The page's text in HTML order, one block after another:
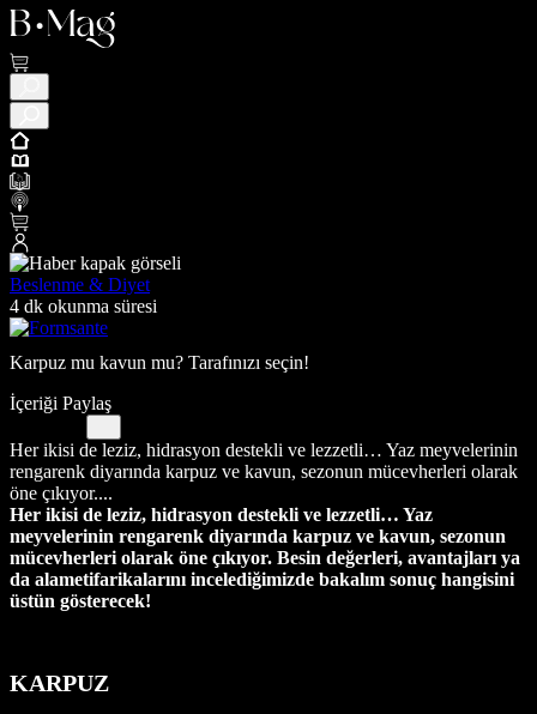
Beslenme & Diyet
4 dk okunma süresi
Karpuz mu kavun mu? Tarafınızı seçin!
İçeriği Paylaş
Her ikisi de leziz, hidrasyon destekli ve lezzetli… Yaz meyvelerinin
rengarenk diyarında karpuz ve kavun, sezonun mücevherleri olarak
öne çıkıyor....
Her ikisi de leziz, hidrasyon destekli ve lezzetli… Yaz
meyvelerinin rengarenk diyarında karpuz ve kavun, sezonun
mücevherleri olarak öne çıkıyor. Besin değerleri, avantajları ya
da alametifarikalarını incelediğimizde bakalım sonuç hangisini
üstün gösterecek!
KARPUZ